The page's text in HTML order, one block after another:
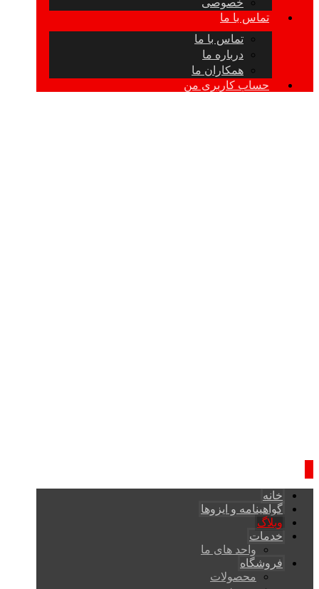
تماس با ما
تماس با ما
درباره ما
همکاران ما
حساب کاربری من
خانه
گواهینامه و ایزوها
وبلاگ
خدمات
واحد های ما
فروشگاه
محصولات